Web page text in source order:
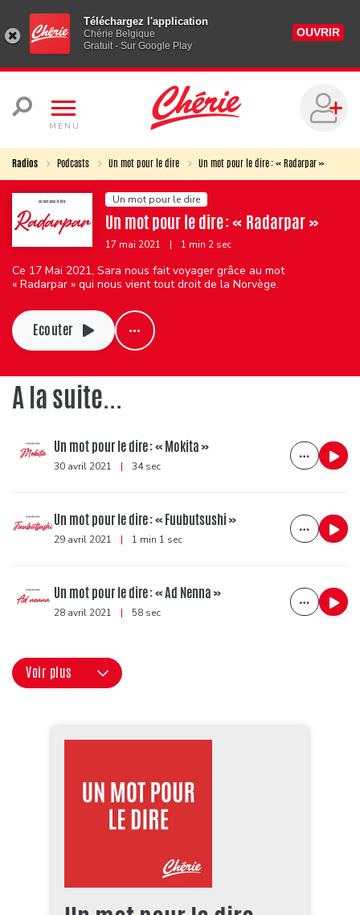
Téléchargez l'application
Chérie Belgique
Gratuit - Sur Google Play
OUVRIR
MENU
Radios Podcasts Un mot pour le dire Un mot pour le dire : « Radarpar »
Un mot pour le dire
Un mot pour le dire : « Radarpar »
17 mai 2021 | 1 min 2 sec
Ce 17 Mai 2021, Sara nous fait voyager grâce au mot
« Radarpar » qui nous vient tout droit de la Norvège.
Ecouter
A la suite...
Un mot pour le dire : « Mokita »
30 avril 2021 | 34 sec
Un mot pour le dire : « Fuubutsushi »
29 avril 2021 | 1 min 1 sec
Un mot pour le dire : « Ad Nenna »
28 avril 2021 | 58 sec
Voir plus